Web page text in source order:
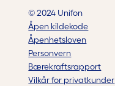
© 2024 Unifon
Åpen kildekode
Åpenhetsloven
Personvern
Bærekraftsrapport
Vilkår for privatkunder